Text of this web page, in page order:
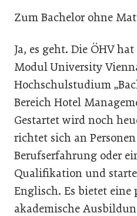
Zum Bachelor ohne
Ja, es geht. Die ÖHV
Modul University
Hochschulstudium
Bereich Hotel
Gestartet wird noch
richtet sich an
Berufserfahrung oder
Qualifikation und
Englisch. Es bietet eine
akademische